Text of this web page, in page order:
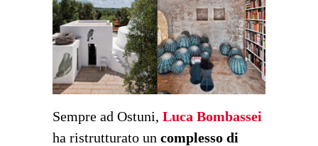
Sempre ad Ostuni, Luca Bombassei
ha ristrutturato un complesso di